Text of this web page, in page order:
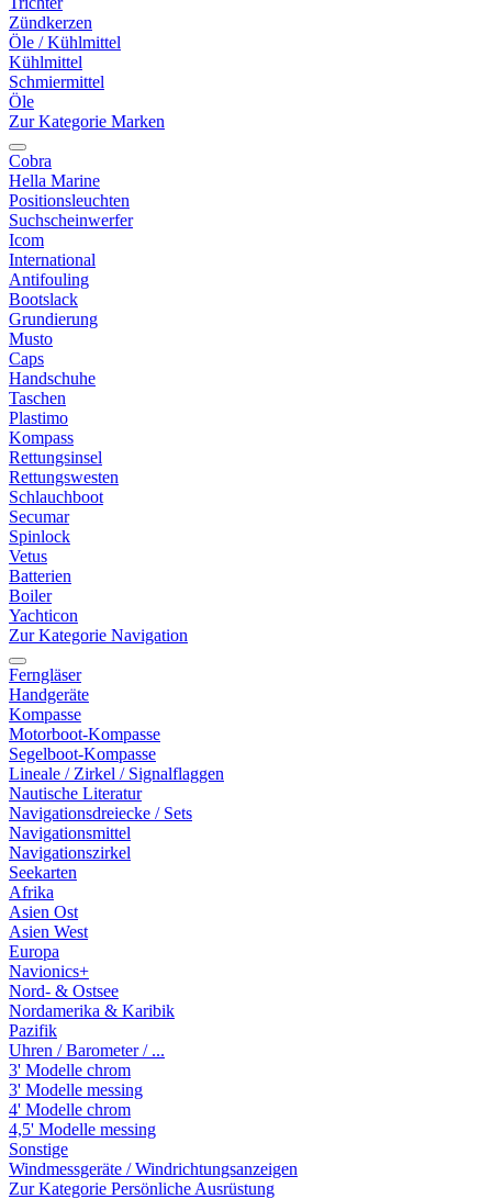
Zündkerzen
Öle / Kühlmittel
Kühlmittel
Schmiermittel
Öle
Zur Kategorie Marken
Cobra
Hella Marine
Positionsleuchten
Suchscheinwerfer
Icom
International
Antifouling
Bootslack
Grundierung
Musto
Caps
Handschuhe
Taschen
Plastimo
Kompass
Rettungsinsel
Rettungswesten
Schlauchboot
Secumar
Spinlock
Vetus
Batterien
Boiler
Yachticon
Zur Kategorie Navigation
Ferngläser
Handgeräte
Kompasse
Motorboot-Kompasse
Segelboot-Kompasse
Lineale / Zirkel / Signalflaggen
Nautische Literatur
Navigationsdreiecke / Sets
Navigationsmittel
Navigationszirkel
Seekarten
Afrika
Asien Ost
Asien West
Europa
Navionics+
Nord- & Ostsee
Nordamerika & Karibik
Pazifik
Uhren / Barometer / ...
3' Modelle chrom
3' Modelle messing
4' Modelle chrom
4,5' Modelle messing
Sonstige
Windmessgeräte / Windrichtungsanzeigen
Zur Kategorie Persönliche Ausrüstung